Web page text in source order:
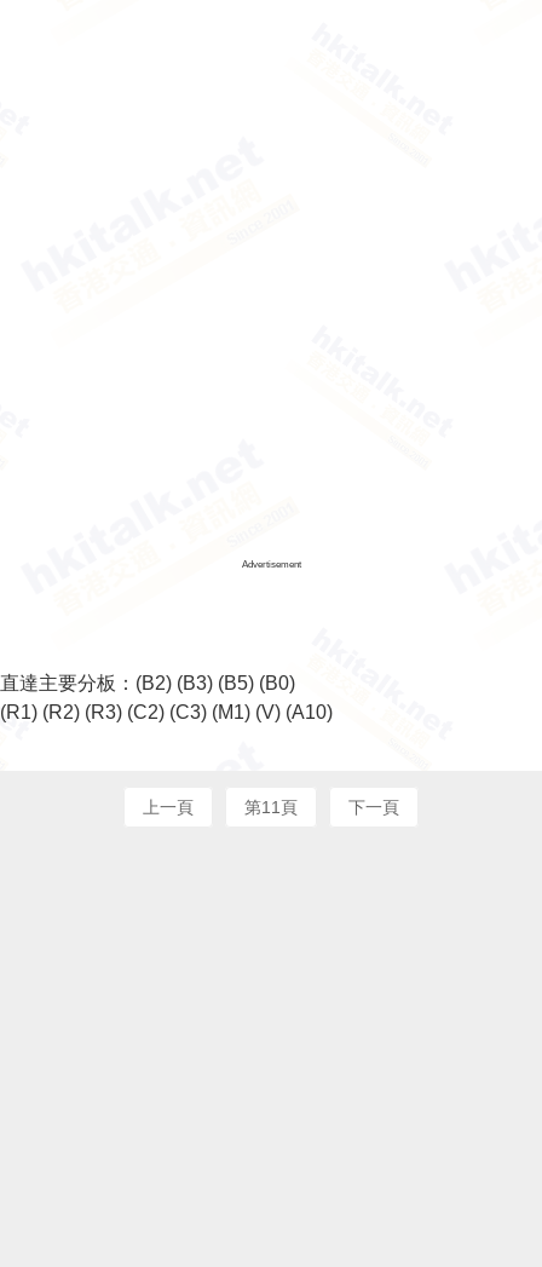
Advertisement
直達主要分板： (B2) (B3) (B5) (B0)
(R1) (R2) (R3) (C2) (C3) (M1) (V) (A10)
上一頁 第11頁 下一頁